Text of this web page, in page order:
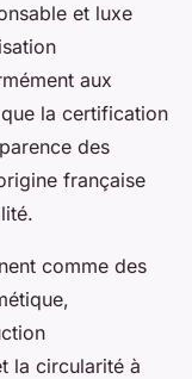
et luxe
aux
la certification
des
française
comme des
la circularité à